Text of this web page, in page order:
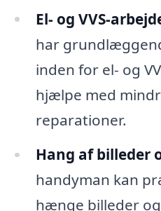
El- og VVS-
har
inden for el- og
hjælpe med
reparationer.
Hang af billeder
handyman kan
hænge billeder